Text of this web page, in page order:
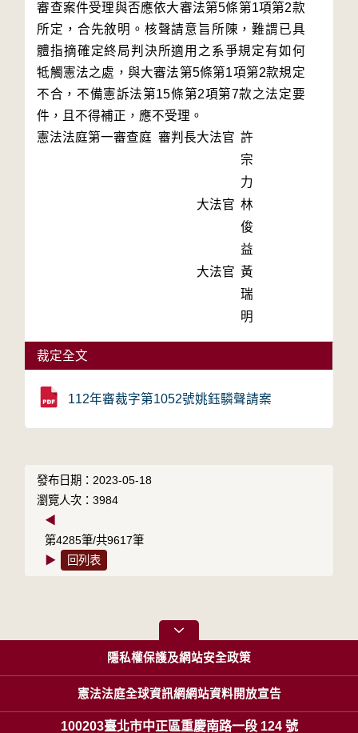
審查案件受理與否應依大審法第5條第1項第2款
所定，合先敘明。核聲請意旨所陳，難謂已具
體指摘確定終局判決所適用之系爭規定有如何
牴觸憲法之處，與大審法第5條第1項第2款規定
不合，不備憲訴法第15條第2項第7款之法定要
件，且不得補正，應不受理。
憲法法庭第一審查庭 審判長大法官 許
宗
力
大法官 林
俊
益
大法官 黃
瑞
明
裁定全文
112年審裁字第1052號姚鈺驎聲請案
發布日期：2023-05-18
瀏覽人次：3984
◀
第4285筆/共9617筆
▶
回列表
隱私權保護及網站安全政策
憲法法庭全球資訊網網站資料開放宣告
100203臺北市中正區重慶南路一段 124 號